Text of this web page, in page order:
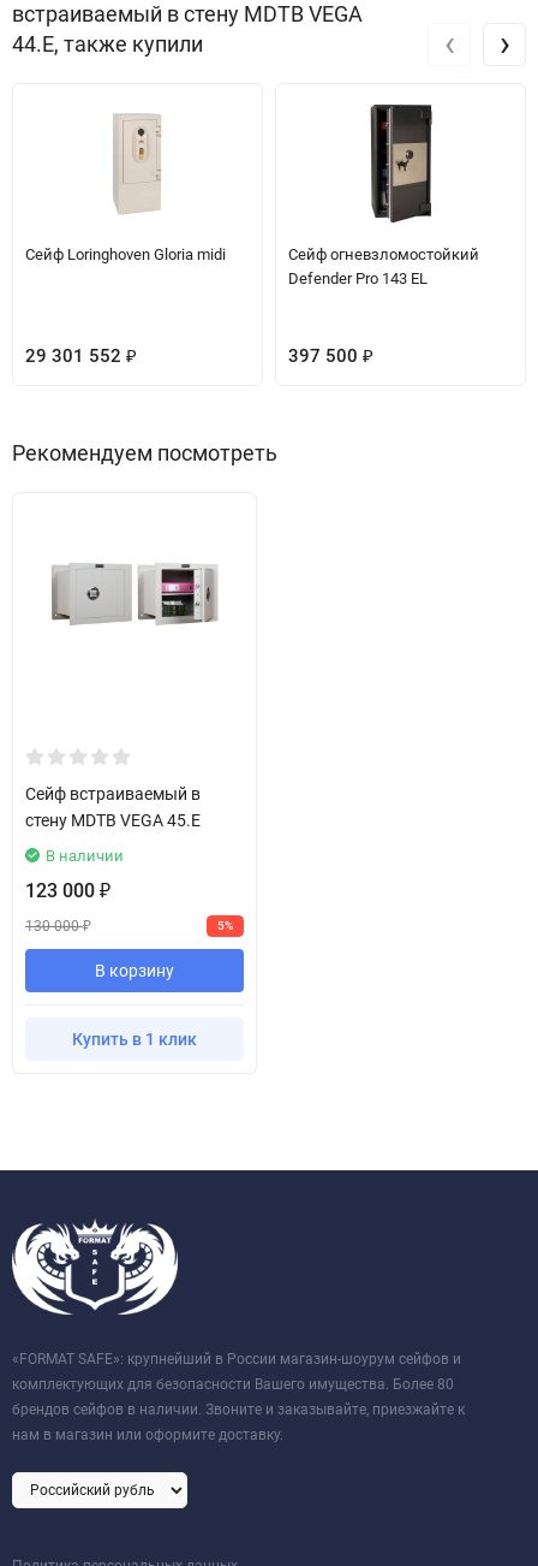
встраиваемый в стену MDTB VEGA
44.E, также купили
Сейф Loringhoven Gloria midi
29 301 552 ₽
Сейф огневзломостойкий
Defender Pro 143 EL
397 500 ₽
‹ ›
Рекомендуем посмотреть
Сейф встраиваемый в
стену MDTB VEGA 45.E
В наличии
123 000 ₽
130 000₽ 5%
В корзину
Купить в 1 клик
«FORMAT SAFE»: крупнейший в России магазин-шоурум сейфов и
комплектующих для безопасности Вашего имущества. Более 80
брендов сейфов в наличии. Звоните и заказывайте, приезжайте к
нам в магазин или оформите доставку.